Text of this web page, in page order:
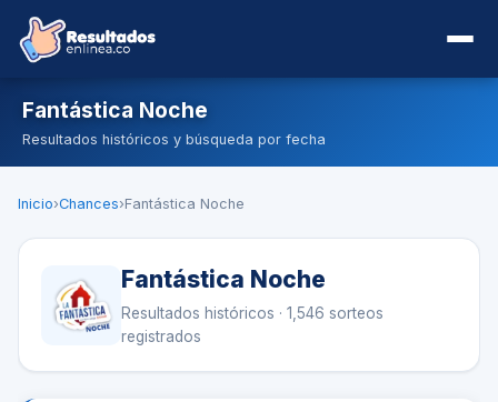
Fantástica Noche
Resultados históricos y búsqueda por fecha
Inicio›Chances›Fantástica Noche
Fantástica Noche
Resultados históricos · 1,546 sorteos
registrados